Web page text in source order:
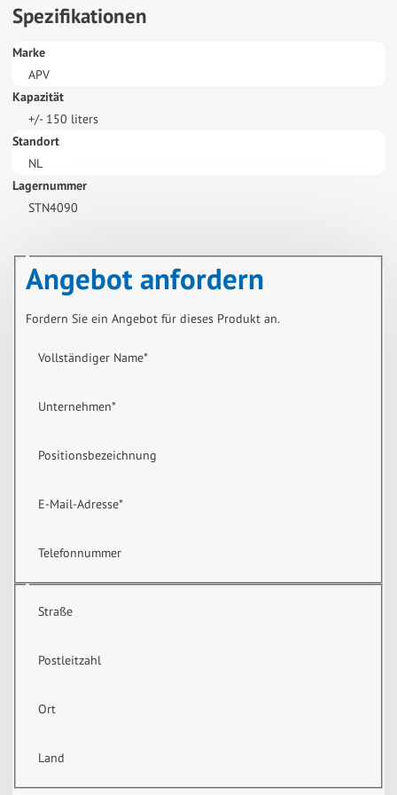
Spezifikationen
Marke
APV
Kapazität
+/- 150 liters
Standort
NL
Lagernummer
STN4090
Angebot anfordern
Fordern Sie ein Angebot für dieses Produkt an.
Vollständiger Name*
Unternehmen*
Positionsbezeichnung
E-Mail-Adresse*
Telefonnummer
Straße
Postleitzahl
Ort
Land